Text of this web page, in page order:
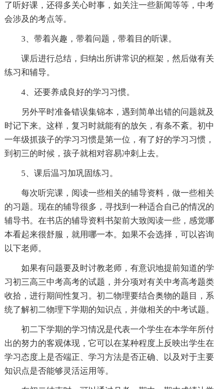
了听好课，还得多关心时事，如关注一些新闻等等，中考
会涉及的考点等。
3、带着兴趣，带着问题，带着目的听课。
课后进行总结，归纳出所讲常识的框架，然后做有关
练习和辅导。
4、还要养成良好的学习习惯。
另外平时准备错误集锦本，遇到简单出错的问题就及
时记下来。这样，复习时就能有的放矢，有条不紊。初中
一年级抓孩子的学习习惯是第一位，有了好的学习习惯，
到初三的时候，孩子就相对容易冲刺上去。
5、课后温习加巩固练习。
每次听完课，阅读一些相关的辅导资料，做一些相关
的习题。现在的辅导很多，寻找到一种适合自己的情况的
辅导书。在书店的辅导资料书架前大致阅读一些，感觉哪
本看起来很舒服，就用哪一本。如果不会选择，可以咨询
以下老师。
如果有问题要及时讨教老师，有意识地提前知道的学
习初三高三中考高考的试题，并分项对有关中考高考题类
收拾，进行期间性复习。初二物理要结合奥物的题目，系
统了解初二物理下学期的知识点，并做相关的中考试题。
初二下学期的学习情况是代表一个学生在本学年所付
出的努力的客观体现，它可以在某种程度上反映出学生在
学习态度上是否端正、学习方法是否正确、以及对于主要
知识点是否能够灵活运用等。